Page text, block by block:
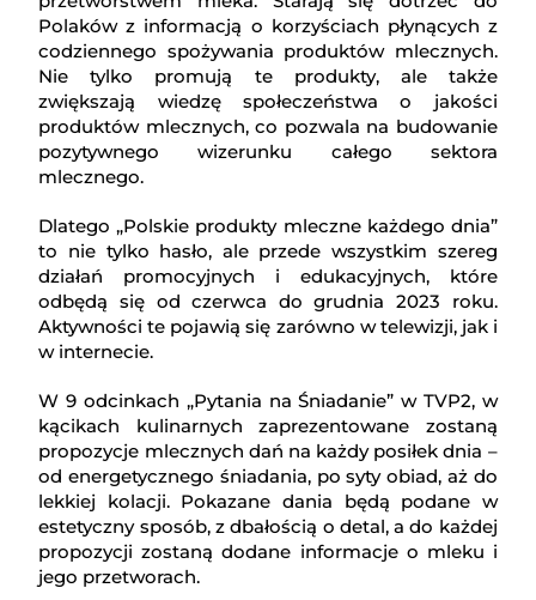
Polaków z informacją o korzyściach płynących z
codziennego spożywania produktów mlecznych.
Nie tylko promują te produkty, ale także
zwiększają wiedzę społeczeństwa o jakości
produktów mlecznych, co pozwala na budowanie
pozytywnego wizerunku całego sektora
mlecznego.
Dlatego „Polskie produkty mleczne każdego dnia”
to nie tylko hasło, ale przede wszystkim szereg
działań promocyjnych i edukacyjnych, które
odbędą się od czerwca do grudnia 2023 roku.
Aktywności te pojawią się zarówno w telewizji, jak i
w internecie.
W 9 odcinkach „Pytania na Śniadanie” w TVP2, w
kącikach kulinarnych zaprezentowane zostaną
propozycje mlecznych dań na każdy posiłek dnia –
od energetycznego śniadania, po syty obiad, aż do
lekkiej kolacji. Pokazane dania będą podane w
estetyczny sposób, z dbałością o detal, a do każdej
propozycji zostaną dodane informacje o mleku i
jego przetworach.